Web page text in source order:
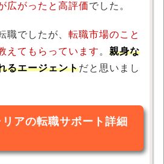
広がったと高評価でした。
職でしたが、 転職市場のこと
えてもらっています 。 親身な
るエージェントだと思いまし
アの転職サポート詳細